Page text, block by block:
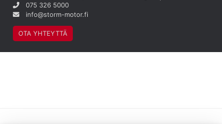
075 326 5000
info@storm-motor.fi
OTA YHTEYTTÄ